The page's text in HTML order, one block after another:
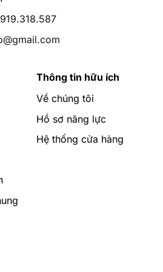
Thông tin hữu ích
Về chúng tôi
Hồ sơ năng lực
Hệ thống cửa hàng